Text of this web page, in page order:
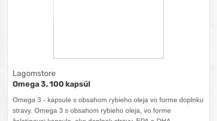
Lagomstore
Omega 3, 100 kapsúl
Omega 3 - kapsule s obsahom rybieho oleja vo forme doplnku
stravy. Omega 3 s obsahom rybieho oleja, vo forme